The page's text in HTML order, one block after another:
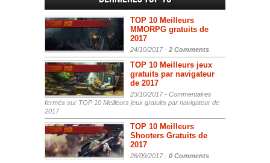
TOP 10 Meilleurs
MMORPG gratuits de
2017
24/10/2017 - 2 Comments
TOP 10 Meilleurs jeux
gratuits par navigateur
de 2017
23/10/2017 - Commentaires
fermés sur TOP 10 Meilleurs jeux gratuits par navigateur de
2017
TOP 10 Meilleurs
Shooters Gratuits de
2017
26/09/2017 - 0 Comments